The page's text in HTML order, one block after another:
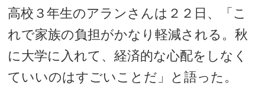
高校３年生のアランさんは２２日、「こ
れで家族の負担がかなり軽減される。秋
に大学に入れて、経済的な心配をしなく
ていいのはすごいことだ」と語った。